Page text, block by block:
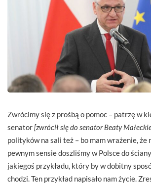
Zwrócimy się z prośbą o pomoc – patrzę w
senator[zwrócił się do senator Beaty
polityków na sali też – bo mam wrażenie, że
pewnym sensie doszliśmy w Polsce do
jakiegoś przykładu, który by w dobitny
chodzi. Ten przykład napisało nam życie.